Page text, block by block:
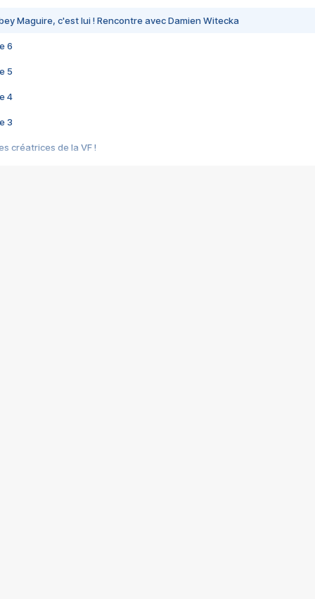
Maguire, c'est lui ! Rencontre avec Damien Witecka
6
5
4
3
créatrices de la VF !